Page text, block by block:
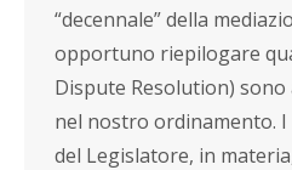
“decennale” della
opportuno riepilogare
Dispute Resolution)
nel nostro ordinamento.
del Legislatore, in